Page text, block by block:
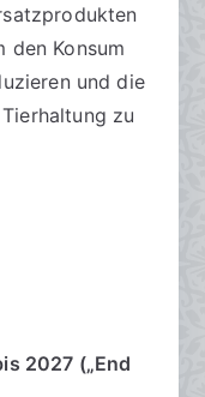
den Konsum
und die
zu
2027 („End